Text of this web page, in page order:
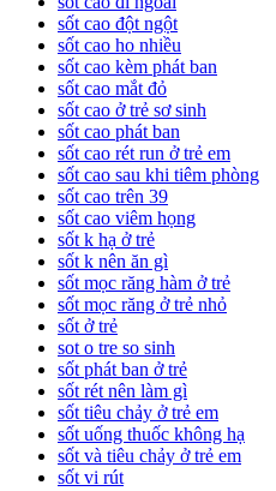
sốt cao đột ngột
sốt cao ho nhiều
sốt cao kèm phát ban
sốt cao mắt đỏ
sốt cao ở trẻ sơ sinh
sốt cao phát ban
sốt cao rét run ở trẻ em
sốt cao sau khi tiêm phòng
sốt cao trên 39
sốt cao viêm họng
sốt k hạ ở trẻ
sốt k nên ăn gì
sốt mọc răng hàm ở trẻ
sốt mọc răng ở trẻ nhỏ
sốt ở trẻ
sot o tre so sinh
sốt phát ban ở trẻ
sốt rét nên làm gì
sốt tiêu chảy ở trẻ em
sốt uống thuốc không hạ
sốt và tiêu chảy ở trẻ em
sốt vi rút